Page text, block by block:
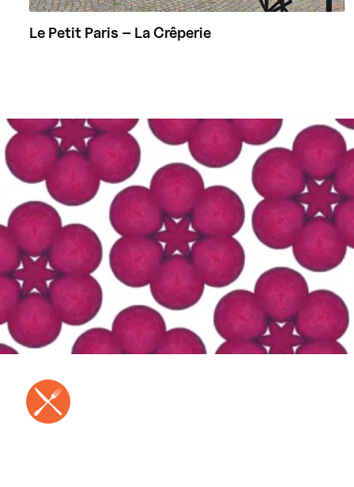
Le Petit Paris – La Crêperie